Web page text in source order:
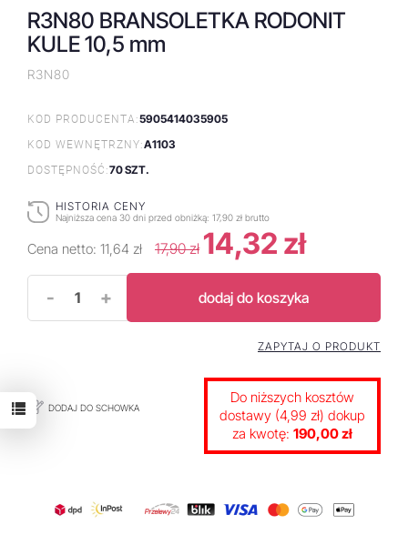
R3N80 BRANSOLETKA RODONIT
KULE 10,5 mm
R3N80
KOD PRODUCENTA:5905414035905
KOD WEWNĘTRZNY:A1103
DOSTĘPNOŚĆ:70 SZT.
HISTORIA CENY
Najniższa cena 30 dni przed obniżką: 17,90 zł brutto
Cena netto: 11,64 zł 17,90 zł 14,32 zł
- + dodaj do koszyka
DODAJ DO SCHOWKA
ZAPYTAJ O PRODUKT
Do niższych kosztów
dostawy (4,99 zł) dokup
za kwotę: 190,00 zł